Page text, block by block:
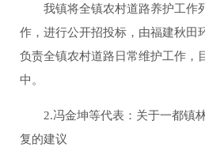
我镇将全镇农村道路养护工作
作，进行公开招投标，由福建秋田
负责全镇农村道路日常维护工作，
中。
2.冯金坤等代表：关于一都镇林
复的建议